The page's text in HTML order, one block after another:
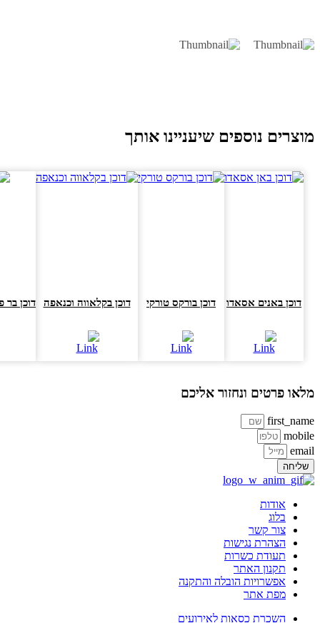
נוספים שיעניינו אותך
דוכן באנים אסאדו דוכן בורקס טורקי דוכן בקלאווה וכנאפה דוכן בר
פרטים ונחזור אליכם
שליחה
אודות
בלוג
צור קשר
הצהרת נגישות
תעודת כשרות
תקנון האתר
אפשרויות הובלה והתקנה
מפת אתר
השכרת כסאות לאירועים